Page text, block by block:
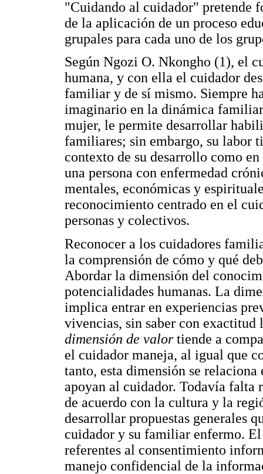
"Cuidando al cuidador" pretende
de la aplicación de un proceso
grupales para cada uno de los
Según Ngozi O. Nkongho (1), el
humana, y con ella el cuidador
familiar y de sí mismo. Siempre
imaginario en la dinámica
mujer, le permite desarrollar
familiares; sin embargo, su labor
contexto de su desarrollo como
una persona con enfermedad
mentales, económicas y
reconocimiento centrado en el
personas y colectivos.
Reconocer a los cuidadores
la comprensión de cómo y qué
Abordar la dimensión del
potencialidades humanas. La
implica entrar en experiencias
vivencias, sin saber con exactitud
dimensión de valortiende a
el cuidador maneja, al igual que
tanto, esta dimensión se
apoyan al cuidador. Todavía falta
de acuerdo con la cultura y la
desarrollar propuestas generales
cuidador y su familiar enfermo.
referentes al consentimiento
manejo confidencial de la